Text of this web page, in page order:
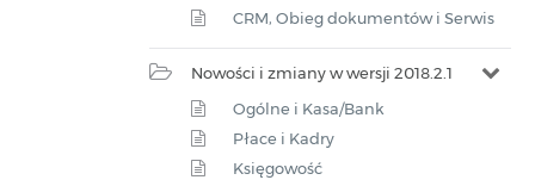
CRM, Obieg dokumentów i Serwis
Nowości i zmiany w wersji 2018.2.1
Ogólne i Kasa/Bank
Płace i Kadry
Księgowość